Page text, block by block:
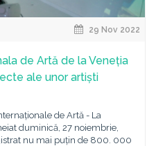
29 Nov 2022
de Artă de la Veneția
ale unor artiști
de Artă - La
duminică, 27 noiembrie,
nu mai puțin de 800. 000